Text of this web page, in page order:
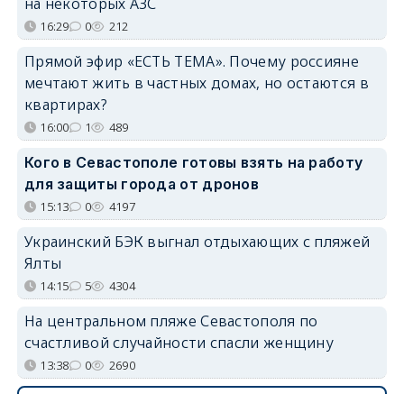
16:29 0 212
Прямой эфир «ЕСТЬ ТЕМА». Почему россияне
мечтают жить в частных домах, но остаются в
квартирах?
16:00 1 489
Кого в Севастополе готовы взять на работу
для защиты города от дронов
15:13 0 4197
Украинский БЭК выгнал отдыхающих с пляжей
Ялты
14:15 5 4304
На центральном пляже Севастополя по
счастливой случайности спасли женщину
13:38 0 2690